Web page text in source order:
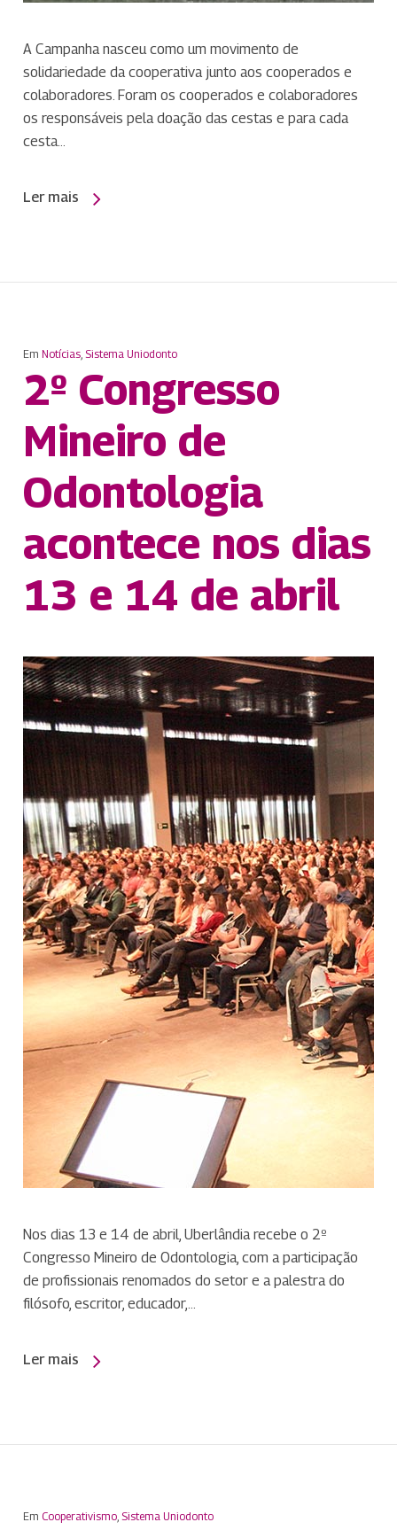
A Campanha nasceu como um movimento de
solidariedade da cooperativa junto aos cooperados e
colaboradores. Foram os cooperados e colaboradores
os responsáveis pela doação das cestas e para cada
cesta…
Ler mais
Em Notícias, Sistema Uniodonto
2º Congresso
Mineiro de
Odontologia
acontece nos dias
13 e 14 de abril
Nos dias 13 e 14 de abril, Uberlândia recebe o 2º
Congresso Mineiro de Odontologia, com a participação
de profissionais renomados do setor e a palestra do
filósofo, escritor, educador,…
Ler mais
Em Cooperativismo, Sistema Uniodonto